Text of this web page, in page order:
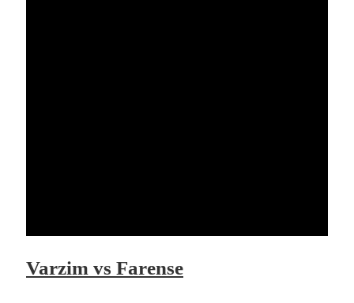
Varzim vs Farense